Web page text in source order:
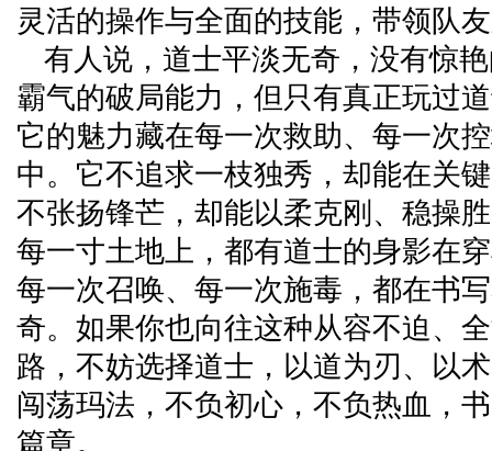
灵活的操作与全面的技能，带领队
有人说，道士平淡无奇，没有惊
霸气的破局能力，但只有真正玩过
它的魅力藏在每一次救助、每一次
中。它不追求一枝独秀，却能在关
不张扬锋芒，却能以柔克刚、稳操
每一寸土地上，都有道士的身影在
每一次召唤、每一次施毒，都在书
奇。如果你也向往这种从容不迫、
路，不妨选择道士，以道为刃、以
闯荡玛法，不负初心，不负热血，
篇章。